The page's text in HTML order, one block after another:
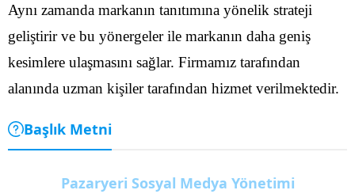
Aynı zamanda markanın tanıtımına yönelik strateji
geliştirir ve bu yönergeler ile markanın daha geniş
kesimlere ulaşmasını sağlar. Firmamız tarafından
alanında uzman kişiler tarafından hizmet verilmektedir.
Başlık Metni
Pazaryeri Sosyal Medya Yönetimi